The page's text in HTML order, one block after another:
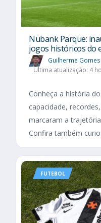
Nubank Parque:
jogos históricos do
Guilherme Gomes
Última atualização: 4
Conheça a história
capacidade,
marcaram a
Confira também
FUTEBOL